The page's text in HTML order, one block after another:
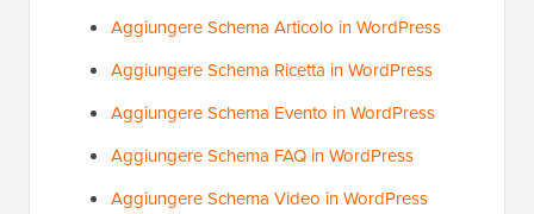
Aggiungere Schema Articolo in WordPress
Aggiungere Schema Ricetta in WordPress
Aggiungere Schema Evento in WordPress
Aggiungere Schema FAQ in WordPress
Aggiungere Schema Video in WordPress